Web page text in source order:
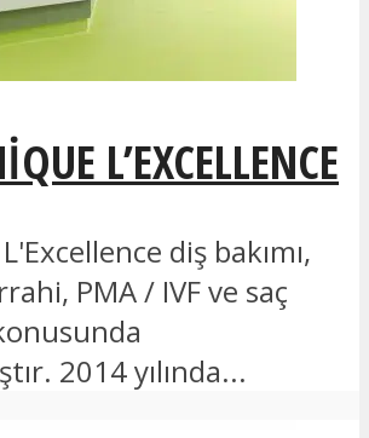
L’EXCELLENCE
diş bakımı,
PMA / IVF ve saç
2014 yılında...